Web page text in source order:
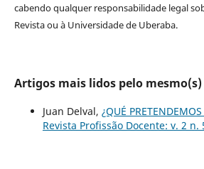
cabendo qualquer responsabilidade legal
Revista ou à Universidade de Uberaba.
Artigos mais lidos pelo
Juan Delval, ¿QUÉ
Revista Profissão Docente: v. 2 n.